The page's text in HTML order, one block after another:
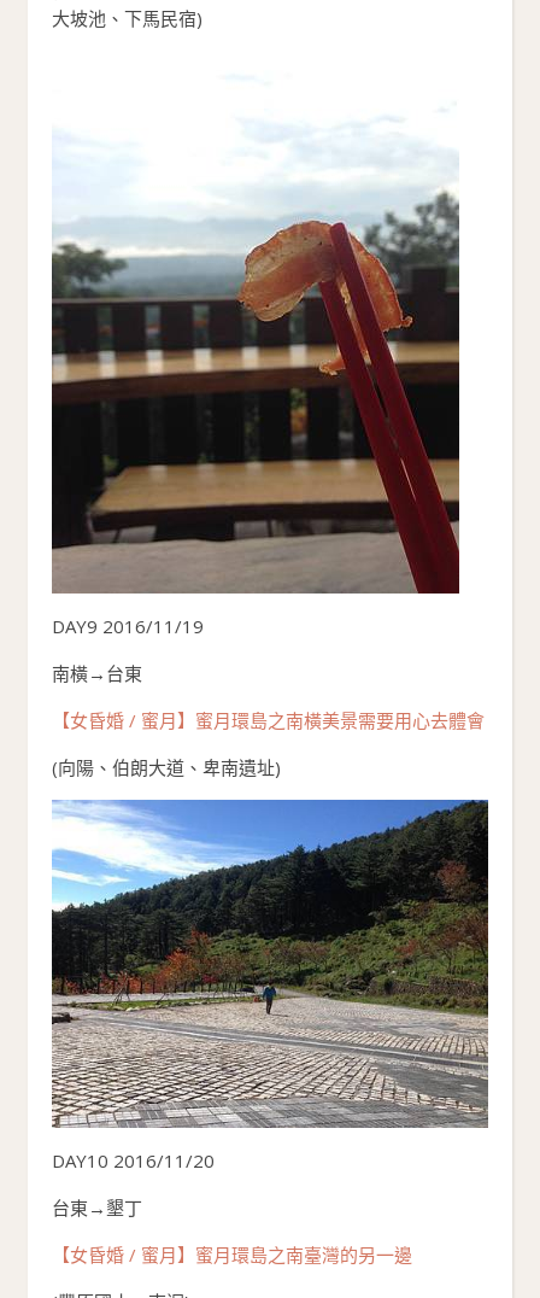
大坡池、下馬民宿)
DAY9 2016/11/19
南橫→台東
【女昏婚 / 蜜月】蜜月環島之南橫美景需要用心去體會
(向陽、伯朗大道、卑南遺址)
DAY10 2016/11/20
台東→墾丁
【女昏婚 / 蜜月】蜜月環島之南臺灣的另一邊